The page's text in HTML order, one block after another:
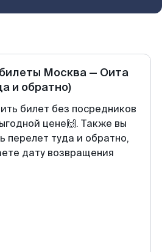
Москва— Оита
и обратно)
билет без посредников
цене🙌. Также вы
перелет туда и обратно,
дату возвращения